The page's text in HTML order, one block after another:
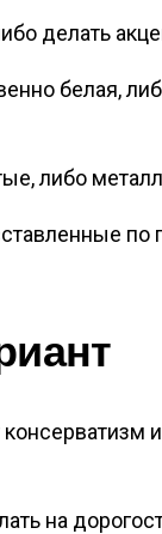
делать
белая,
либо
по
на